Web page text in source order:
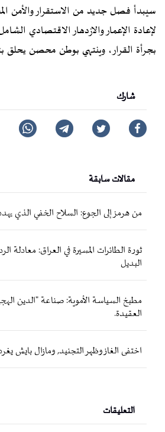
سيبدأ فصل جديد من الاستقرار والأمن
لإعادة الإعمار والازدهار الاقتصادي
بجرأة القرار، وينتهي بوطن محصن يحلق
شارك
مقالات سابقة
من هرمز إلى الجوع: السلاح الخفي الذي
ثورة الطائرات المسيرة في العراق: معادلة
البديل
مطبخ السياسة الأموية: صناعة "الدين
العقيدة.
اختفى الغاز وظهر التجنيد, ومازال بايش
التعليقات